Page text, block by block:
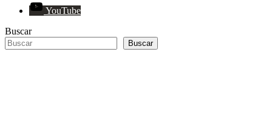
YouTube
Buscar
Buscar